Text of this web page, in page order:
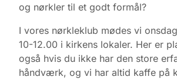
og nørkler til et godt formål?
I vores nørkleklub mødes vi
10-12.00 i kirkens lokaler. Her er
også hvis du ikke har den store
håndværk, og vi har altid kaffe på